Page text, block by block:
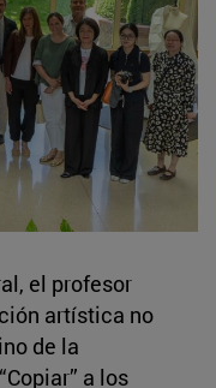
el profesor
artística no
de la
a los